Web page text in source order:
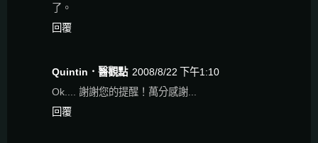
了。
回覆
Quintin．醫觀點 2008/8/22 下午1:10
Ok.... 謝謝您的提醒！萬分感謝...
回覆